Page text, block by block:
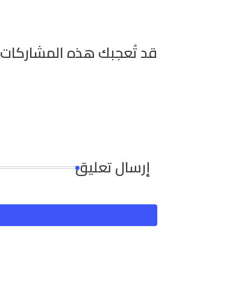
قد تُعجبك هذه المشاركات
إرسال تعليق